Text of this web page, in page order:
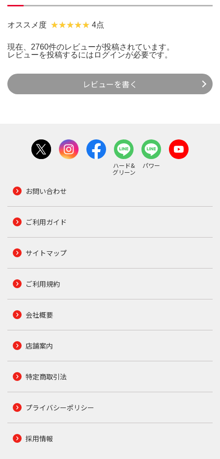
オススメ度 4点
現在、2760件のレビューが投稿されています。
レビューを投稿するには ログインが必要です。
レビューを書く
ハード&
グリーン
パワー
お問い合わせ
ご利用ガイド
サイトマップ
ご利用規約
会社概要
店舗案内
特定商取引法
プライバシーポリシー
採用情報